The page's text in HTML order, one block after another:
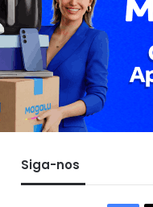
Siga-nos